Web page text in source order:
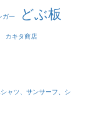
ガー どぶ板
カキタ商店
ャツ、サンサーフ、シ